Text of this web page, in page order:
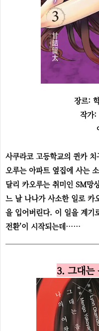
장르:
작가:
사쿠라코 고등학교의 퀸카
오루는 아파트 옆집에 사는
달리 카오루는 취미인 SM망
느 날 나나가 사소한 일로
을 입어버린다. 이 일을 계기
전환’이 시작되는데……
3. 그대는